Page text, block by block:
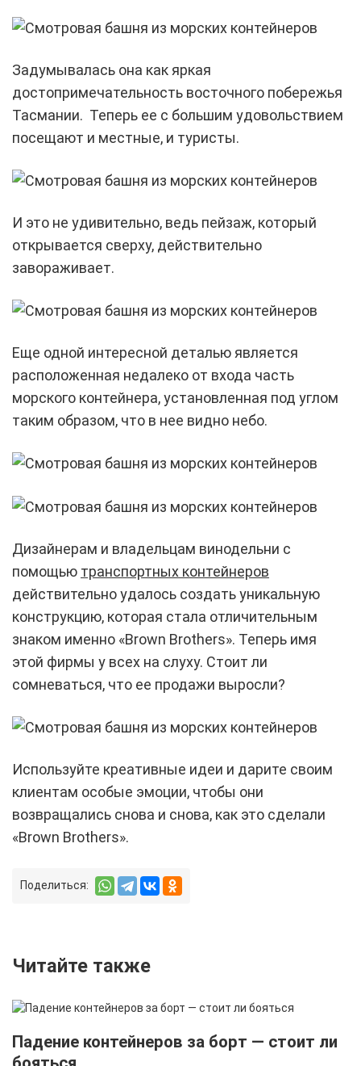
Задумывалась она как яркая
достопримечательность восточного побережья
Тасмании. Теперь ее с большим удовольствием
посещают и местные, и туристы.
И это не удивительно, ведь пейзаж, который
открывается сверху, действительно
завораживает.
Еще одной интересной деталью является
расположенная недалеко от входа часть
морского контейнера, установленная под углом
таким образом, что в нее видно небо.
Дизайнерам и владельцам винодельни с
помощью транспортных контейнеров
действительно удалось создать уникальную
конструкцию, которая стала отличительным
знаком именно «Brown Brothers». Теперь имя
этой фирмы у всех на слуху. Стоит ли
сомневаться, что ее продажи выросли?
Используйте креативные идеи и дарите своим
клиентам особые эмоции, чтобы они
возвращались снова и снова, как это сделали
«Brown Brothers».
Поделиться:
Читайте также
Падение контейнеров за борт — стоит ли